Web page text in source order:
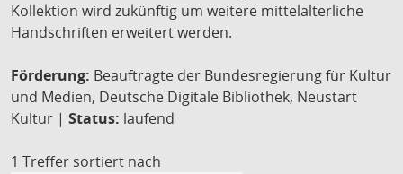
Kollektion wird zukünftig um weitere mittelalterliche
Handschriften erweitert werden.
Förderung: Beauftragte der Bundesregierung für Kultur
und Medien, Deutsche Digitale Bibliothek, Neustart
Kultur | Status: laufend
1 Treffer sortiert nach